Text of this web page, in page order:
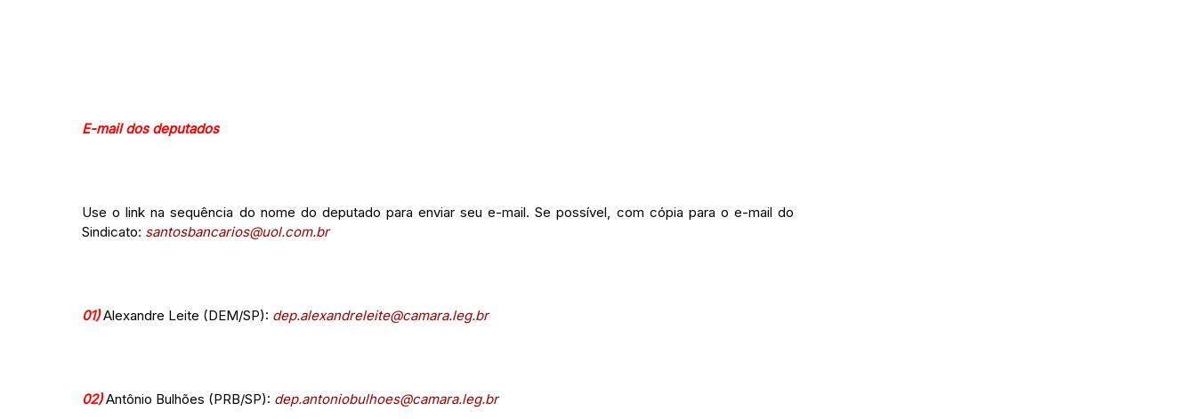
E-mail dos deputados
Use o link na sequência do nome do deputado para enviar seu e-mail. Se possível, com cópia para o e-mail do
Sindicato: santosbancarios@uol.com.br
01)Alexandre Leite (DEM/SP): dep.alexandreleite@camara.leg.br
02) Antônio Bulhões (PRB/SP): dep.antoniobulhoes@camara.leg.br